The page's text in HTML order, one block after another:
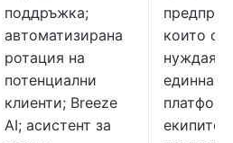
поддръжка;
автоматизирана
ротация на
потенциални
клиенти; Breeze
AI; асистент за
които се
нуждаят
единна
екипите